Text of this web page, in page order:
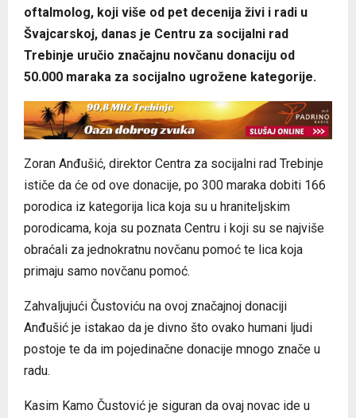
oftalmolog, koji više od pet decenija živi i radi u
Švajcarskoj, danas je Centru za socijalni rad
Trebinje uručio značajnu novčanu donaciju od
50.000 maraka za socijalno ugrožene kategorije.
Zoran Anđušić, direktor Centra za socijalni rad Trebinje
ističe da će od ove donacije, po 300 maraka dobiti 166
porodica iz kategorija lica koja su u hraniteljskim
porodicama, koja su poznata Centru i koji su se najviše
obraćali za jednokratnu novčanu pomoć te lica koja
primaju samo novčanu pomoć.
Zahvaljujući Čustoviću na ovoj značajnoj donaciji
Anđušić je istakao da je divno što ovako humani ljudi
postoje te da im pojedinačne donacije mnogo znače u
radu.
Kasim Kamo Čustović je siguran da ovaj novac ide u